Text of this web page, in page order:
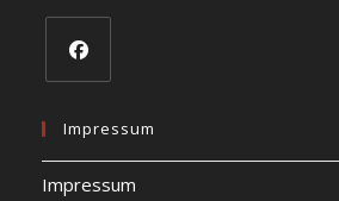
in
a
new
Impressum
Impressum